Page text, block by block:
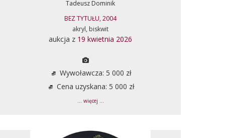
Tadeusz Dominik
BEZ TYTUŁU, 2004
akryl, biskwit
aukcja z 19 kwietnia 2026
Wywoławcza: 5 000 zł
Cena uzyskana: 5 000 zł
... więcej ...